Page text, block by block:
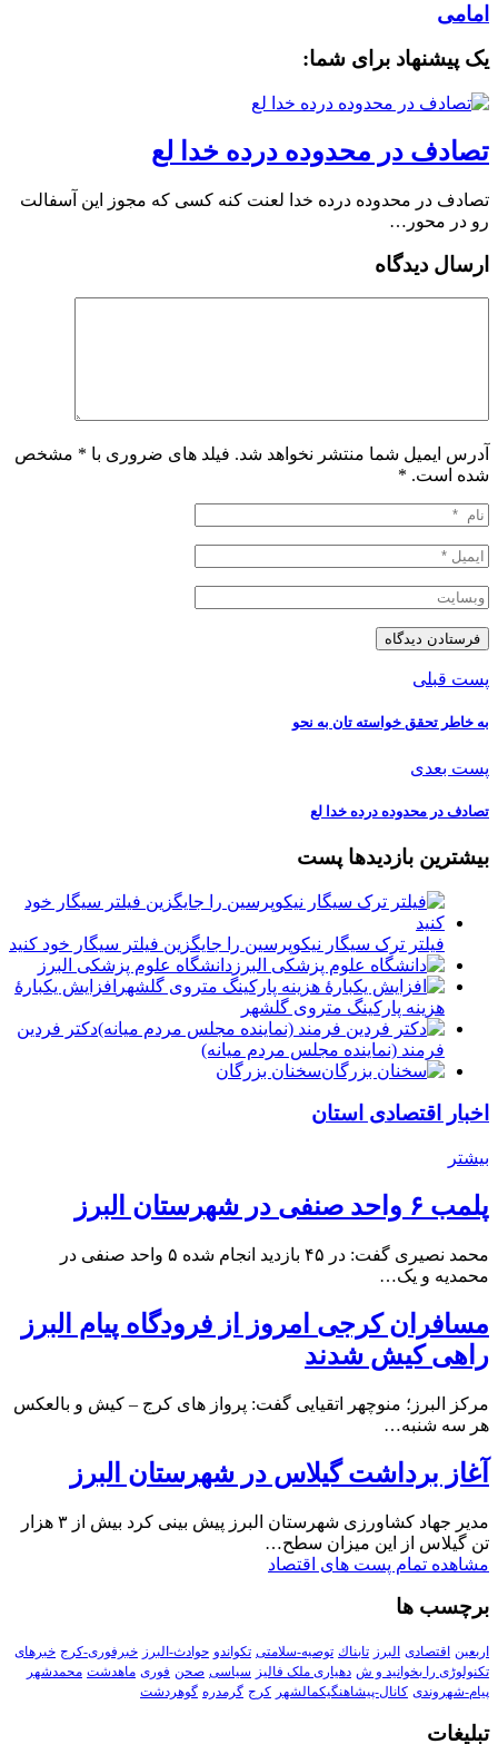
امامی
یک پیشنهاد برای شما:
تصادف در محدوده درده خدا لع
تصادف در محدوده درده خدا لعنت کنه کسی که مجوز این آسفالت
رو در محور…
ارسال دیدگاه
آدرس ایمیل شما منتشر نخواهد شد. فیلد های ضروری با * مشخص
شده است. *
پست قبلی
به خاطر تحقق خواسته تان به نحو
پست بعدی
تصادف در محدوده درده خدا لع
بیشترین بازدیدها پست
فیلتر ترک سیگار نیکوپرسین را جایگزین فیلتر سیگار خود کنید
دانشگاه علوم پزشکی البرز
افزایش یکبارۀ
هزینه پارکینگ متروی گلشهر
دكتر فردين
فرمند (نماينده مجلس مردم میانه)
سخنان بزرگان
اخبار اقتصادی استان
بیشتر
پلمب ۶ واحد صنفی در شهرستان البرز
محمد نصیری گفت: در ۴۵ بازدید انجام شده ۵ واحد صنفی در
محمدیه و یک…
مسافران کرجی امروز از فرودگاه پیام البرز
راهی کیش شدند
مرکز البرز؛ منوچهر اتقیایی گفت: پرواز های کرج – کیش و بالعکس
هر سه شنبه…
آغاز برداشت گیلاس در شهرستان البرز
مدیر جهاد کشاورزی شهرستان البرز پیش بینی کرد بیش از ۳ هزار
تن گیلاس از این میزان سطح…
مشاهده تمام پست های اقتصاد
برچسب ها
اربعین اقتصادی البرز تابناك توصیه-سلامتی تکواندو حوادث-البرز خبرفوری-کرج خبرهای
تکنولوڑی را بخوانید و ش دهیاری ملک فالیز سیاسی صحن فوری ماهدشت محمدشهر
پیام-شهروندی کانال-پیشاهنگیکمالشهر کرج گرمدره گوهردشت
تبلیغات